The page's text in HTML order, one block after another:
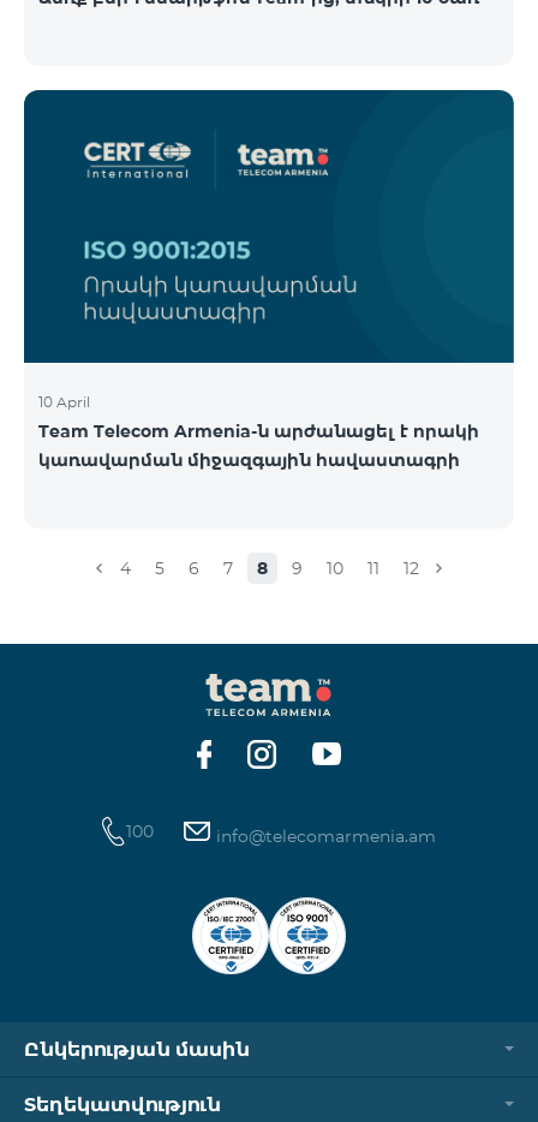
10 April
Team Telecom Armenia-ն արժանացել է որակի
կառավարման միջազգային հավաստագրի
4 5 6 7 8 9 10 11 12
100 info@telecomarmenia.am
Ընկերության մասին
Տեղեկատվություն